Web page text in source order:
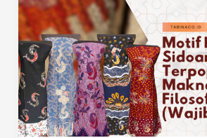
Batik
Sidoarjo
Terpopuler
&
Makna
Filosofisnya
(Wajib